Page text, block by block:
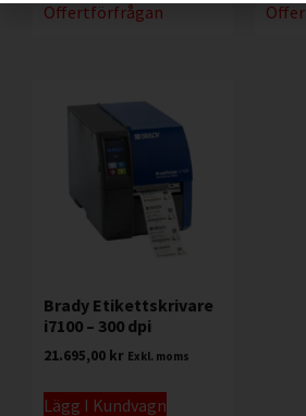
Offertförfrågan
Brady Etikettskrivare
i7100 – 300 dpi
21.695,00 kr Exkl. moms
Lägg I Kundvagn